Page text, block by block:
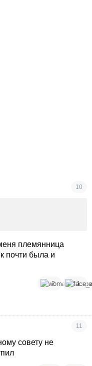
10
племянница
почти была и
2 1
11
совету не